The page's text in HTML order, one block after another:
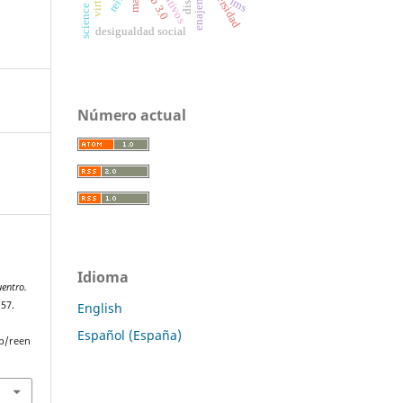
reen
desigualdad social
lms
Número actual
Idioma
English
Español (España)